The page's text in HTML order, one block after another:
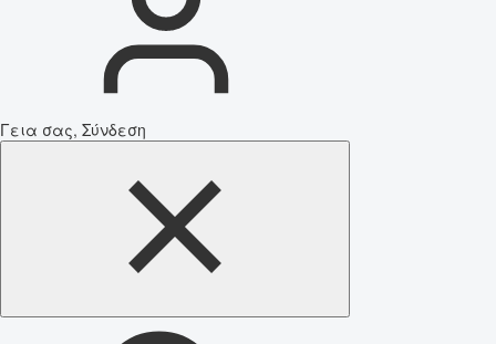
Γεια σας, Σύνδεση